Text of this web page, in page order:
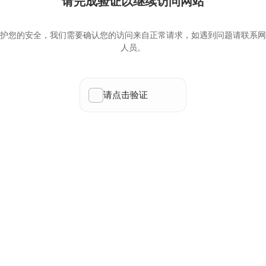
您的安全，我们需要确认您的访问来自正常请求，如遇到问题请联系
人员。